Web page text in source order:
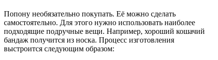
Попону необязательно покупать. Её можно сделать
самостоятельно. Для этого нужно использовать наиболее
подходящие подручные вещи. Например, хороший кошачий
бандаж получится из носка. Процесс изготовления
выстроится следующим образом: